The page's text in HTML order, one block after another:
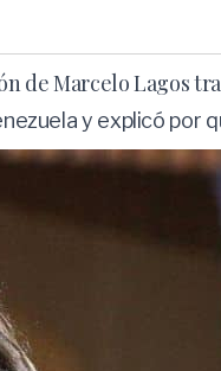
de Marcelo Lagos
y explicó por